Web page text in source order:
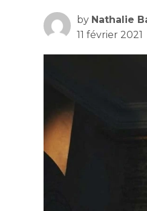
by Nathalie
11 février 2021